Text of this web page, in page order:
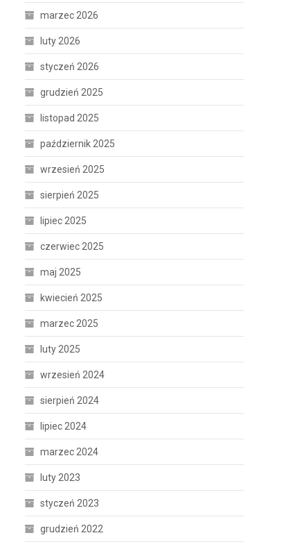
marzec 2026
luty 2026
styczeń 2026
grudzień 2025
listopad 2025
październik 2025
wrzesień 2025
sierpień 2025
lipiec 2025
czerwiec 2025
maj 2025
kwiecień 2025
marzec 2025
luty 2025
wrzesień 2024
sierpień 2024
lipiec 2024
marzec 2024
luty 2023
styczeń 2023
grudzień 2022